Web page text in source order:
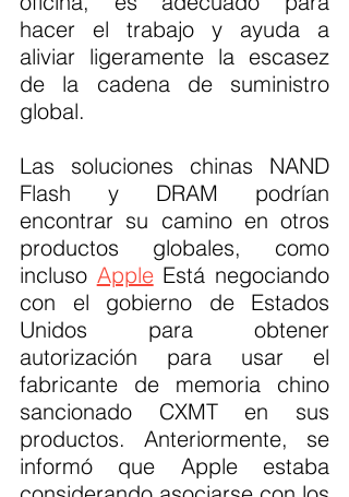
hacer el trabajo y ayuda a
aliviar ligeramente la escasez
de la cadena de suministro
global.
Las soluciones chinas NAND
Flash y DRAM podrían
encontrar su camino en otros
productos globales, como
incluso Apple Está negociando
con el gobierno de Estados
Unidos para obtener
autorización para usar el
fabricante de memoria chino
sancionado CXMT en sus
productos. Anteriormente, se
informó que Apple estaba